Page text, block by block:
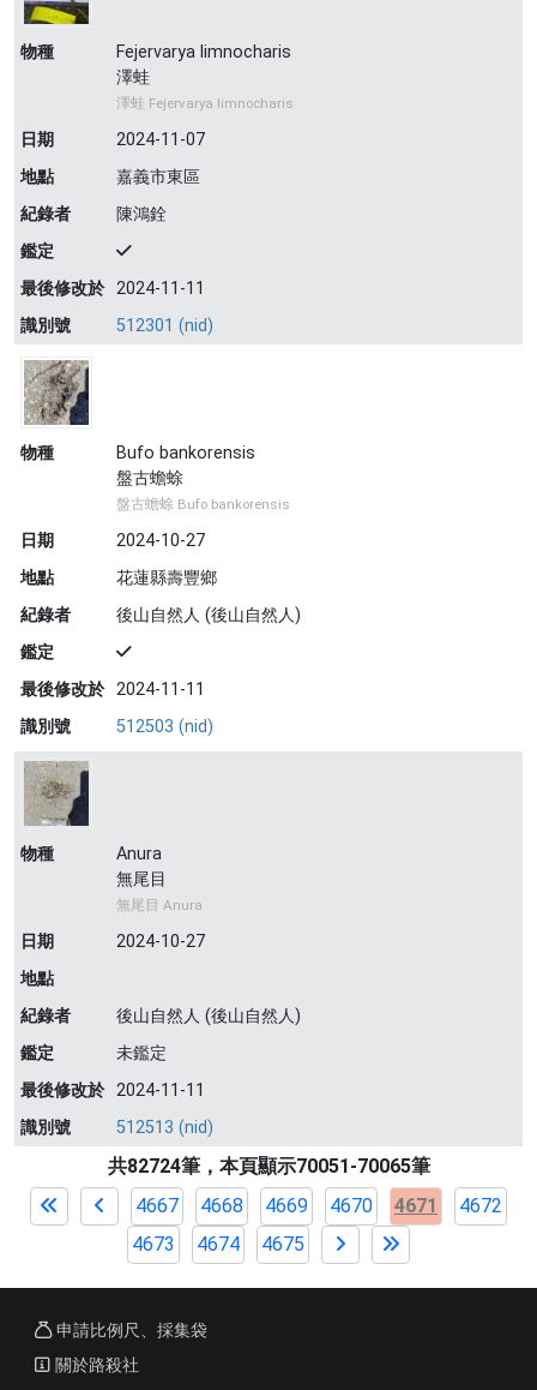
物種
Fejervarya limnocharis
澤蛙
澤蛙 Fejervarya limnocharis
日期
2024-11-07
地點
嘉義市東區
紀錄者
陳鴻銓
鑑定
最後修改於 2024-11-11
識別號
512301 (nid)
物種
Bufo bankorensis
盤古蟾蜍
盤古蟾蜍 Bufo bankorensis
日期
2024-10-27
地點
花蓮縣壽豐鄉
紀錄者
後山自然人 (後山自然人)
鑑定
最後修改於 2024-11-11
識別號
512503 (nid)
物種
Anura
無尾目
無尾目 Anura
日期
2024-10-27
地點
紀錄者
後山自然人 (後山自然人)
鑑定
未鑑定
最後修改於 2024-11-11
識別號
512513 (nid)
共82724筆，本頁顯示70051-70065筆
4667
4668 4669 4670 4671
4672
4673
4674 4675
申請比例尺、採集袋
關於路殺社